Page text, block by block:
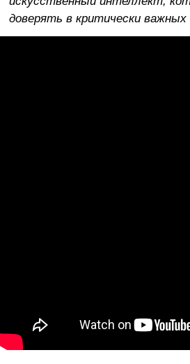
доверять в критически важных